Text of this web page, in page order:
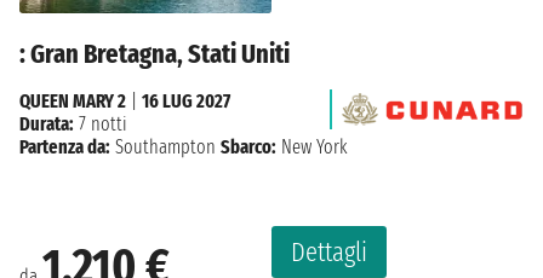
: Gran Bretagna, Stati Uniti
Dettagli
QUEEN MARY 2
16 LUG 2027
Durata: 7 notti
Partenza da: Southampton Sbarco: New York